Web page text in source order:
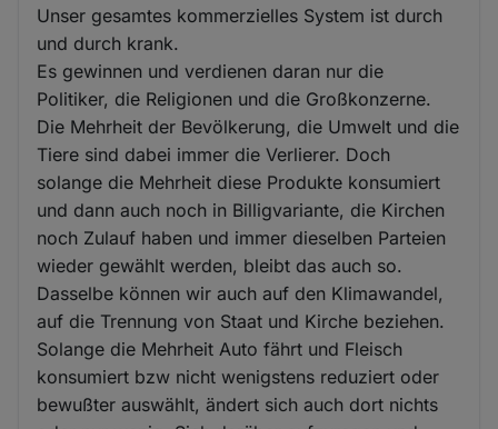
Unser gesamtes kommerzielles System ist durch
und durch krank.
Es gewinnen und verdienen daran nur die
Politiker, die Religionen und die Großkonzerne.
Die Mehrheit der Bevölkerung, die Umwelt und die
Tiere sind dabei immer die Verlierer. Doch
solange die Mehrheit diese Produkte konsumiert
und dann auch noch in Billigvariante, die Kirchen
noch Zulauf haben und immer dieselben Parteien
wieder gewählt werden, bleibt das auch so.
Dasselbe können wir auch auf den Klimawandel,
auf die Trennung von Staat und Kirche beziehen.
Solange die Mehrheit Auto fährt und Fleisch
konsumiert bzw nicht wenigstens reduziert oder
bewußter auswählt, ändert sich auch dort nichts